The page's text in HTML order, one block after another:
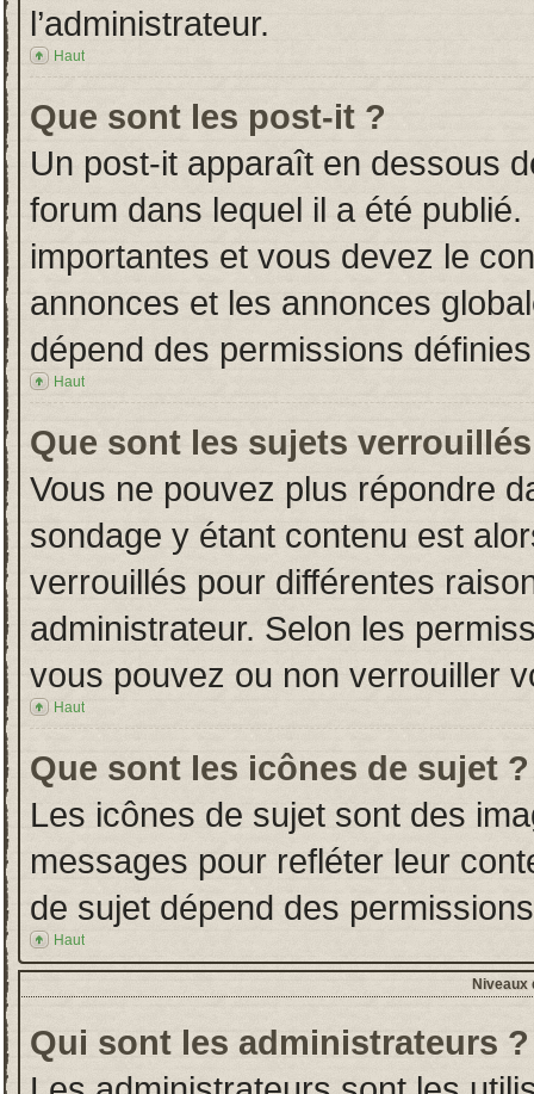
l’administrateur.
Haut
Que sont les post-it ?
Un post-it apparaît en dessous
forum dans lequel il a été
importantes et vous devez le
annonces et les annonces
dépend des permissions
Haut
Que sont les sujets
Vous ne pouvez plus répondre
sondage y étant contenu est
verrouillés pour différentes
administrateur. Selon les
vous pouvez ou non verrouiller
Haut
Que sont les icônes de sujet ?
Les icônes de sujet sont des
messages pour refléter leur
de sujet dépend des
Haut
Niveaux
Qui sont les administrateurs ?